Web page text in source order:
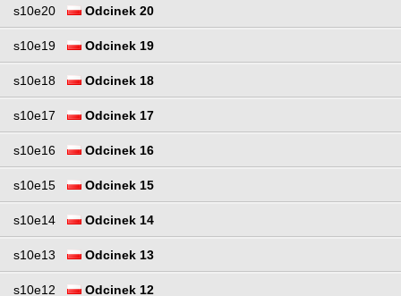
s10e20 Odcinek 20
s10e19 Odcinek 19
s10e18 Odcinek 18
s10e17 Odcinek 17
s10e16 Odcinek 16
s10e15 Odcinek 15
s10e14 Odcinek 14
s10e13 Odcinek 13
s10e12 Odcinek 12